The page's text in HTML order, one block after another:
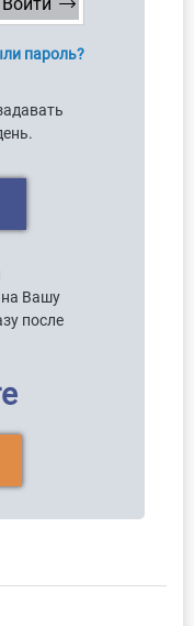
пароль?
на Вашу
после